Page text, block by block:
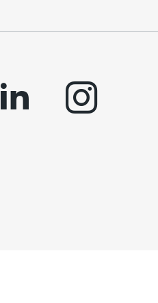
linkedin instagram